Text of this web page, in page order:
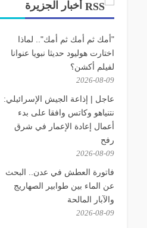
أخبار الجزيرة
"أمك ثم أمك ثم أمك".. لماذا
اختارت هوليود حديثا نبويا عنوانا
لفيلم أكشن؟
2026-08-09
عاجل | إذاعة الجيش الإسرائيلي:
نتنياهو وكاتس وافقا على بدء
أعمال إعادة الإعمار في شرق
رفح
2026-08-09
فاتورة العطش في عدن.. البحث
عن الماء بين طوابير الصهاريج
والآبار المالحة
2026-08-09